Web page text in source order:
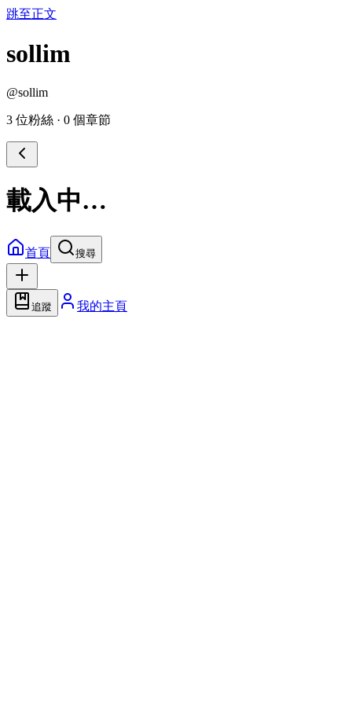
跳至正文
sollim
@sollim
3 位粉絲 · 0 個章節
載入中…
首頁 搜尋
追蹤 我的主頁